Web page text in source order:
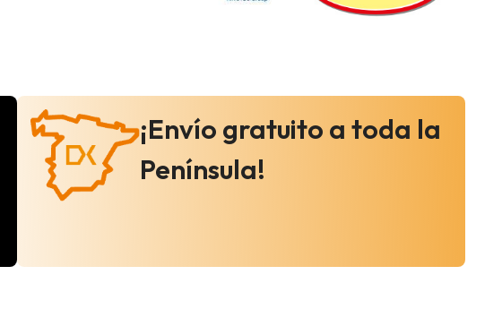
¡Envío gratuito a toda la
Península!